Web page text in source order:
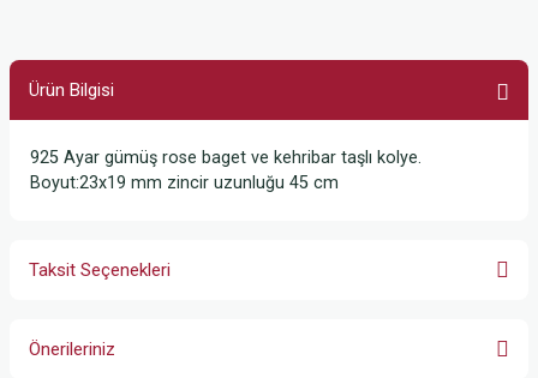
Ürün Bilgisi
925 Ayar gümüş rose baget ve kehribar taşlı kolye.
Boyut:23x19 mm zincir uzunluğu 45 cm
Taksit Seçenekleri
Önerileriniz